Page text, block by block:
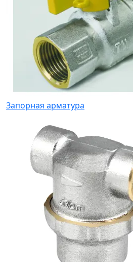
Запорная арматура